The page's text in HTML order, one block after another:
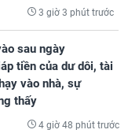
3 giờ 3 phút trước
sau ngày
tiền của dư dôi, tài
vào nhà, sự
thấy
4 giờ 48 phút trước